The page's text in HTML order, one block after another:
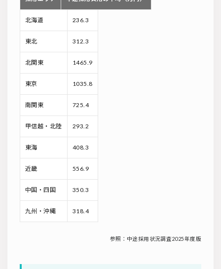
北海道 236.3
東北 312.3
北関東 1465.9
東京 1035.8
南関東 725.4
甲信越・北陸 293.2
東海 408.3
近畿 556.9
中国・四国 350.3
九州・沖縄 318.4
参照：中途採用状況調査2025年度版